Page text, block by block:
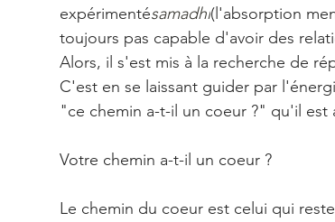
expérimentésamadhi(l'absorption
toujours pas capable d'avoir des
Alors, il s'est mis à la recherche de
C'est en se laissant guider par
"ce chemin a-t-il un coeur ?" qu'il est
Votre chemin a-t-il un coeur ?
Le chemin du coeur est celui qui